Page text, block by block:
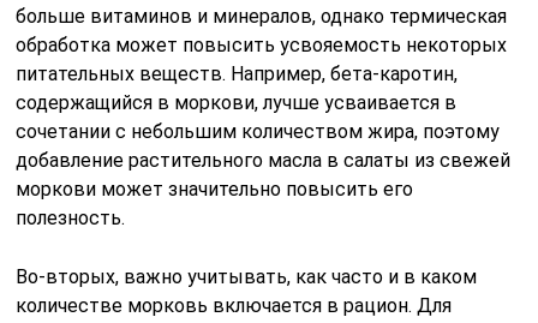
больше витаминов и минералов, однако термическая
обработка может повысить усвояемость некоторых
питательных веществ. Например, бета-каротин,
содержащийся в моркови, лучше усваивается в
сочетании с небольшим количеством жира, поэтому
добавление растительного масла в салаты из свежей
моркови может значительно повысить его
полезность.
Во-вторых, важно учитывать, как часто и в каком
количестве морковь включается в рацион. Для